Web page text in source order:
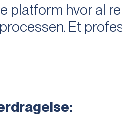
platform hvor al
Et